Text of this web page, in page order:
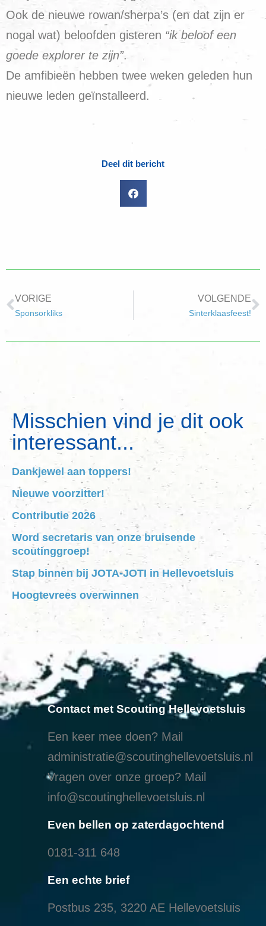
Ook de nieuwe rowan/sherpa’s (en dat zijn er
nogal wat) beloofden gisteren “ik beloof een
goede explorer te zijn”.
De amfibieën hebben twee weken geleden hun
nieuwe leden geïnstalleerd.
Deel dit bericht
VORIGE
Sponsorkliks
VOLGENDE
Sinterklaasfeest!
Misschien vind je dit ook
interessant...
Dankjewel aan toppers!
Nieuwe voorzitter!
Contributie 2026
Word secretaris van onze bruisende
scoutinggroep!
Stap binnen bij JOTA-JOTI in Hellevoetsluis
Hoogtevrees overwinnen
Contact met Scouting Hellevoetsluis
Een keer mee doen? Mail
administratie@scoutinghellevoetsluis.nl
Vragen over onze groep? Mail
info@scoutinghellevoetsluis.nl
Even bellen op zaterdagochtend
0181-311 648
Een echte brief
Postbus 235, 3220 AE Hellevoetsluis